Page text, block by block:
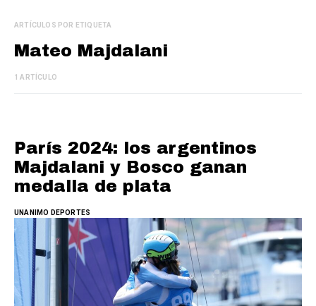
ARTÍCULOS POR ETIQUETA
Mateo Majdalani
1 ARTÍCULO
París 2024: los argentinos
Majdalani y Bosco ganan
medalla de plata
UNANIMO DEPORTES